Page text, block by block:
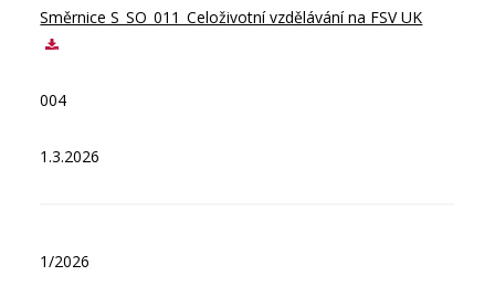
Směrnice S_SO_011_Celoživotní vzdělávání na FSV UK
004
1.3.2026
1/2026